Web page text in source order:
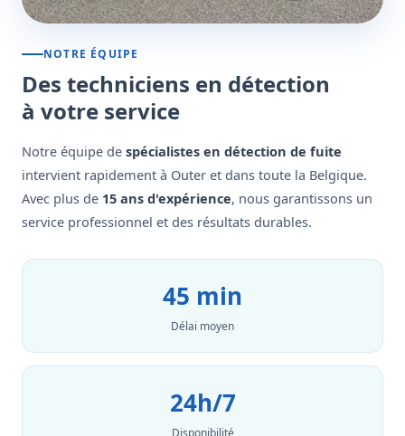
NOTRE ÉQUIPE
Des techniciens en détection
à votre service
Notre équipe de spécialistes en détection de fuite
intervient rapidement à Outer et dans toute la Belgique.
Avec plus de 15 ans d'expérience, nous garantissons un
service professionnel et des résultats durables.
45 min
Délai moyen
24h/7
Disponibilité